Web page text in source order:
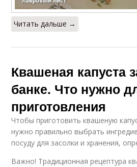
Читать дальше →
Квашеная капуста
банке. Что нужно
приготовления
Чтобы приготовить квашеную
нужно правильно выбрать
посуду для засолки и хранения,
Важно! Традиционная рецептура